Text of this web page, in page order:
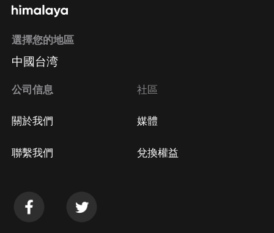
選擇您的地區
中國台湾
公司信息
關於我們
聯繫我們
社區
媒體
兌換權益